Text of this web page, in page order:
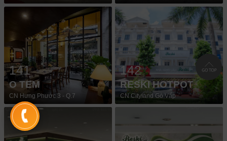
141
O TEM
CN Hưng Phước 3 - Q.7
142
RESKI HOTPOT
CN Cityland Gò Vấp